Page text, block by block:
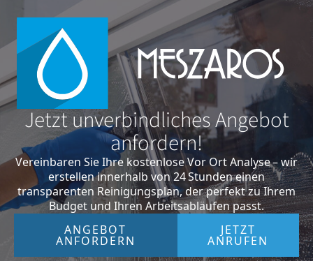
Jetzt unverbindliches Angebot
anfordern!
Vereinbaren Sie Ihre kostenlose Vor Ort Analyse – wir
erstellen innerhalb von 24 Stunden einen
transparenten Reinigungsplan, der perfekt zu Ihrem
Budget und Ihren Arbeitsabläufen passt.
ANGEBOT
ANFORDERN
JETZT
ANRUFEN